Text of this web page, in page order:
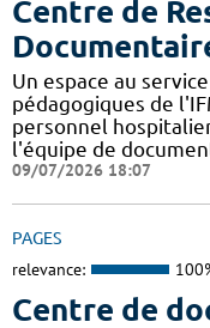
Centre de
Un espace au
pédagogiques de
personnel
l'équipe de
09/07/2026 18:07
PAGES
relevance:
Centre de